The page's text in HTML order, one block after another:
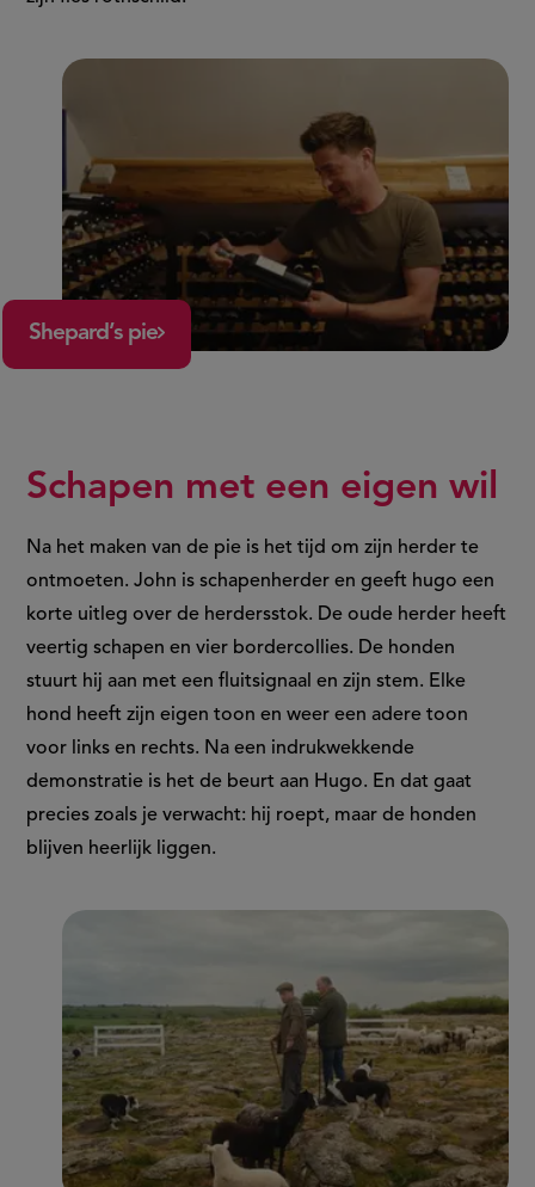
Shepard’s pie
Schapen met een eigen wil
Na het maken van de pie is het tijd om zijn herder te
ontmoeten. John is schapenherder en geeft hugo een
korte uitleg over de herdersstok. De oude herder heeft
veertig schapen en vier bordercollies. De honden
stuurt hij aan met een fluitsignaal en zijn stem. Elke
hond heeft zijn eigen toon en weer een adere toon
voor links en rechts. Na een indrukwekkende
demonstratie is het de beurt aan Hugo. En dat gaat
precies zoals je verwacht: hij roept, maar de honden
blijven heerlijk liggen.